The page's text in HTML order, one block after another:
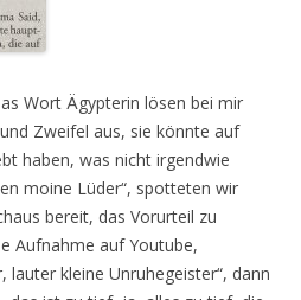
Wort Ägypterin lösen bei mir
Zweifel aus, sie könnte auf
haben, was nicht irgendwie
moine Lüder“, spotteten wir
bereit, das Vorurteil zu
Aufnahme auf Youtube,
lauter kleine Unruhegeister“, dann